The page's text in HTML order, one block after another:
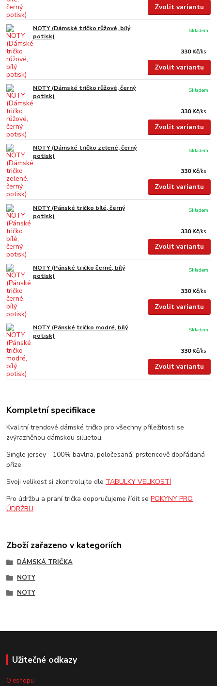
Zvolit variantu
NOTY (Dámské tričko růžové, bílý
potisk)
330 Kč/ks
Skladem
Zvolit variantu
NOTY (Dámské tričko růžové, černý
potisk)
330 Kč/ks
Skladem
Zvolit variantu
NOTY (Dámské tričko zelené, černý
potisk)
330 Kč/ks
Skladem
Zvolit variantu
NOTY (Pánské tričko bílé, černý
potisk)
330 Kč/ks
Skladem
Zvolit variantu
NOTY (Pánské tričko černé, bílý
potisk)
330 Kč/ks
Skladem
Zvolit variantu
NOTY (Pánské tričko modré, bílý
potisk)
330 Kč/ks
Skladem
Zvolit variantu
Kompletní specifikace
Kvalitní trendové dámské tričko pro všechny příležitosti se
zvýrazněnou dámskou siluetou.
Single jersey - 100% bavlna, poločesaná, prstencově dopřádaná
příze.
Svoji velikost si zkontrolujte dle TABULKY VELIKOSTÍ
Pro údržbu a praní trička doporučujeme řídit sePOKYNY PRO
ÚDRŽBU
Zboží zařazeno v kategoriích
DÁMSKÁ TRIČKA
NOTY
NOTY
Užitečné odkazy
O eshopu